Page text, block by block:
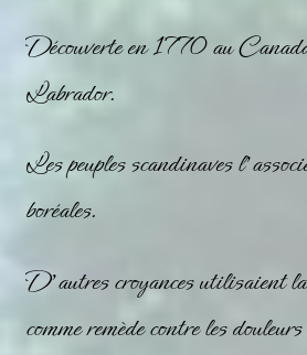
Découverte en 1770 au
Labrador.
Les peuples scandinaves
boréales.
D’autres croyances utilisaient
comme remède contre les